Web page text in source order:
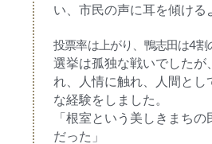
い、市民の声に耳を傾ける
投票率は上がり、鴨志田は4割
選挙は孤独な戦いでしたが
れ、人情に触れ、人間とし
な経験をしました。
「根室という美しきまち
だった」